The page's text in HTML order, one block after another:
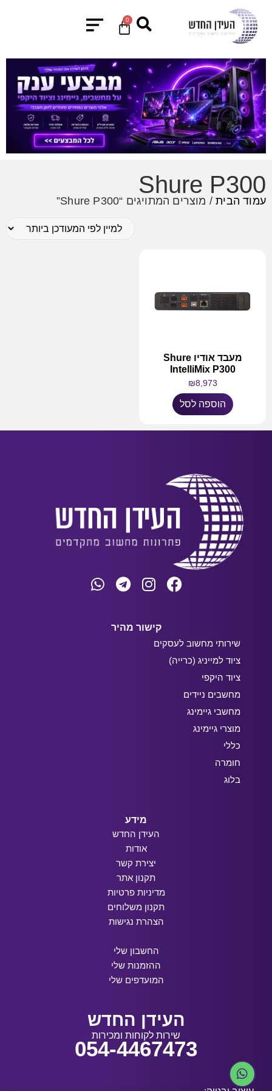
0
Shure P300
עמוד הבית/ מוצרים המתויגים “Shure P300”
מעבד אודיו Shure
IntelliMix P300
₪8,973
הוספה לסל
קישור מהיר
שירותי מחשוב לעסקים
ציוד למייניג (כרייה)
ציוד היקפי
מחשבים ניידים
מחשבי גיימינג
מוצרי גיימינג
כללי
חומרה
בלוג
מידע
העידן החדש
אודות
יצירת קשר
תקנון אתר
מדיניות פרטיות
תקנון משלוחים
הצהרת נגישות
החשבון שלי
ההזמנות שלי
המועדפים שלי
העידן החדש
שירות לקוחות ומכירות
054-4467473